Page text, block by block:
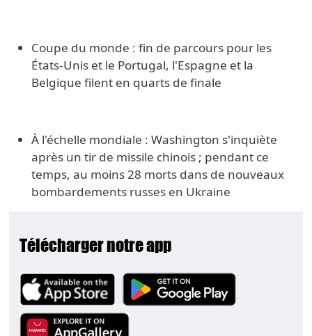
Coupe du monde : fin de parcours pour les
États-Unis et le Portugal, l'Espagne et la
Belgique filent en quarts de finale
À l'échelle mondiale : Washington s'inquiète
après un tir de missile chinois ; pendant ce
temps, au moins 28 morts dans de nouveaux
bombardements russes en Ukraine
Télécharger notre app
Image Image
Image